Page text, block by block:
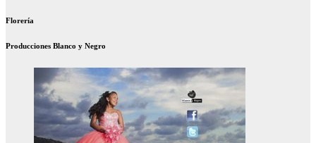
Florería
Producciones Blanco y Negro